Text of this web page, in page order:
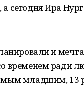
сегодня Ира
и
временем ради
младшим, 13